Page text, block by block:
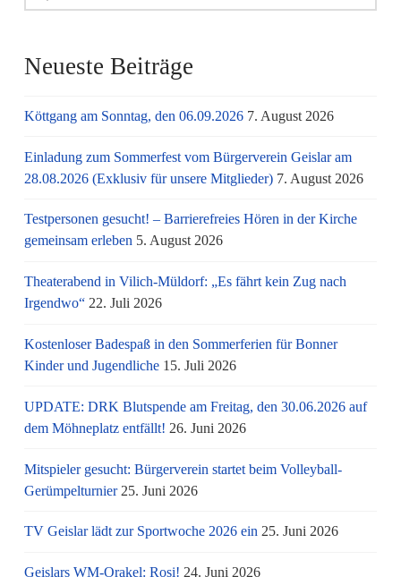
Neueste Beiträge
Köttgang am Sonntag, den 06.09.2026 7. August 2026
Einladung zum Sommerfest vom Bürgerverein Geislar am
28.08.2026 (Exklusiv für unsere Mitglieder) 7. August 2026
Testpersonen gesucht! – Barrierefreies Hören in der Kirche
gemeinsam erleben 5. August 2026
Theaterabend in Vilich-Müldorf: „Es fährt kein Zug nach
Irgendwo“ 22. Juli 2026
Kostenloser Badespaß in den Sommerferien für Bonner
Kinder und Jugendliche 15. Juli 2026
UPDATE: DRK Blutspende am Freitag, den 30.06.2026 auf
dem Möhneplatz entfällt! 26. Juni 2026
Mitspieler gesucht: Bürgerverein startet beim Volleyball-
Gerümpelturnier 25. Juni 2026
TV Geislar lädt zur Sportwoche 2026 ein 25. Juni 2026
Geislars WM-Orakel: Rosi! 24. Juni 2026